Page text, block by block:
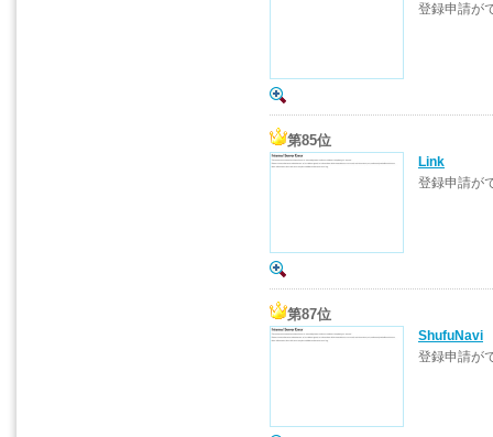
登録申請が
第85位
Link
登録申請が
第87位
ShufuNavi
登録申請が